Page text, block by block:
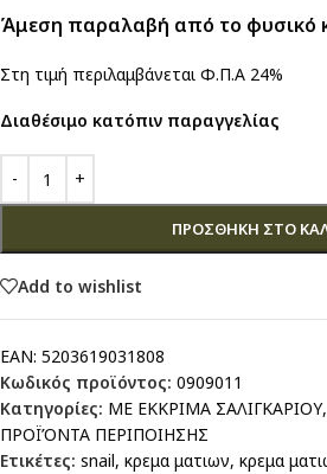
Άμεση παραλαβή από το φυσικό
Στη τιμή περιλαμβάνεται Φ.Π.Α 24%
Διαθέσιμο κατόπιν παραγγελίας
ΠΡΟΣΘΉΚΗ ΣΤΟ
Add to wishlist
EAN: 5203619031808
Κωδικός προϊόντος: 0909011
Κατηγορίες: ΜΕ ΕΚΚΡΙΜΑ ΣΑΛΙΓΚΑΡΙΟΥ,
ΠΡΟΪΌΝΤΑ ΠΕΡΙΠΟΙΗΣΗΣ
Ετικέτες: snail, κρεμα ματιων, κρεμα